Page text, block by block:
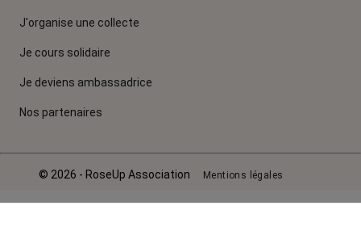
J'organise une collecte
Je cours solidaire
Je deviens ambassadrice
Nos partenaires
© 2026 - RoseUp Association Mentions légales